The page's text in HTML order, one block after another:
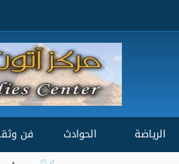
الرياضة الحوادث فن